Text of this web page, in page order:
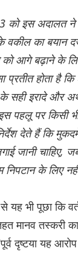
को इस अदालत ने
वकील का बयान
आगे बढ़ाने के
प्रतीत होता है
इरादे और
पहलू पर किसी
देते हैं कि
जानी चाहिए,
निपटान के लिए
भी पूछा कि
मानव तस्करी
दृष्टया यह